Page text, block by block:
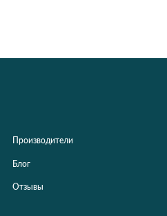
Производители
Блог
Отзывы